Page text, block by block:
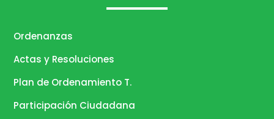
Ordenanzas
Actas y Resoluciones
Plan de Ordenamiento T.
Participación Ciudadana